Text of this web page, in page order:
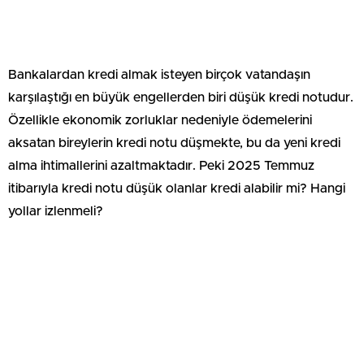
Bankalardan kredi almak isteyen birçok vatandaşın
karşılaştığı en büyük engellerden biri düşük kredi notudur.
Özellikle ekonomik zorluklar nedeniyle ödemelerini
aksatan bireylerin kredi notu düşmekte, bu da yeni kredi
alma ihtimallerini azaltmaktadır. Peki 2025 Temmuz
itibarıyla kredi notu düşük olanlar kredi alabilir mi? Hangi
yollar izlenmeli?